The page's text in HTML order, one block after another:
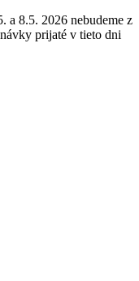
a 8.5. 2026 nebudeme z
prijaté v tieto dni